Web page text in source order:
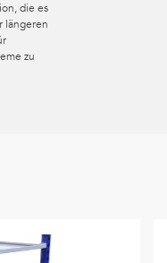
die es
längeren
zu